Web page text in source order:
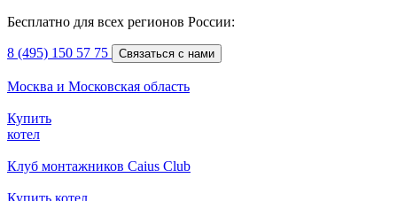
Бесплатно для всех регионов России:
8 (495) 150 57 75 Связаться с нами
Москва и Московская область
Купить
котел
Клуб монтажников Caius Club
Купить котел